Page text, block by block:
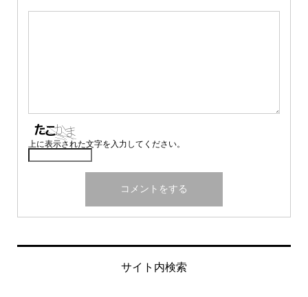
上に表示された文字を入力してください。
サイト内検索